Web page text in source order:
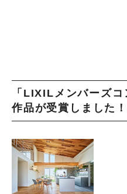
「LIXILメンバーズ
作品が受賞しました